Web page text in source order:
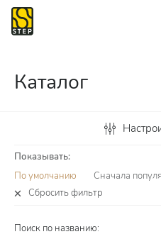
Каталог
Показывать:
По умолчанию
Сначала
Сбросить фильтр
Поиск по названию: